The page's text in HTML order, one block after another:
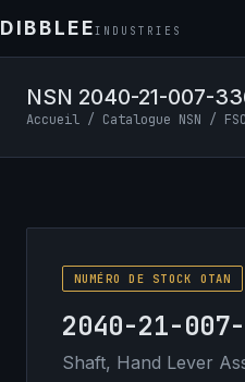
DIBBLEEINDUSTRIES
NSN 2040-21-007-
Accueil / Catalogue NSN /
NUMÉRO DE STOCK OTAN
2040-21-
Shaft, Hand Lever